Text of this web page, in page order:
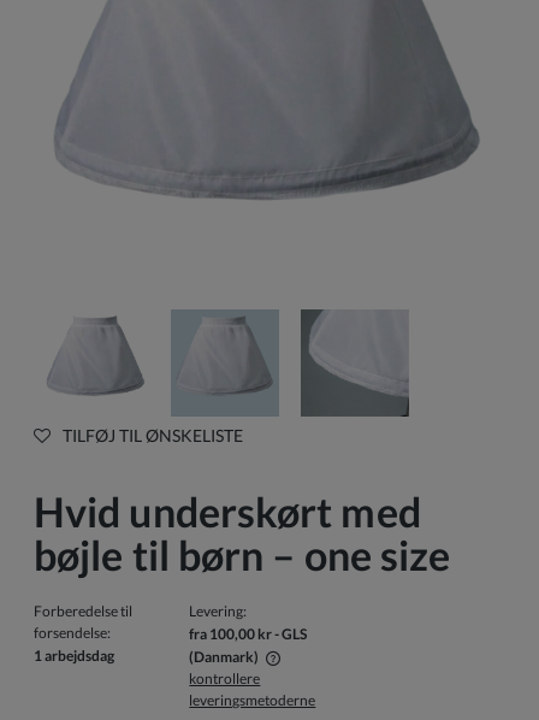
TILFØJ TIL ØNSKELISTE
Hvid underskørt med
bøjle til børn – one size
Forberedelse til
forsendelse:
1 arbejdsdag
Levering:
fra 100,00 kr- GLS
(Danmark)
Prisen inkluderer ikke eventuelle betalingsomkostninger
kontrollere
leveringsmetoderne